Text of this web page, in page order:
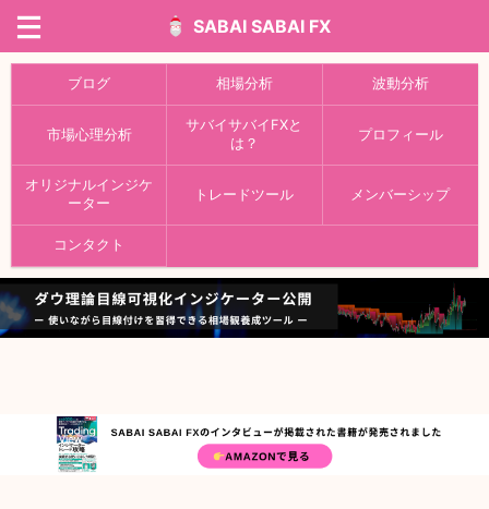
SABAI SABAI FX
ブログ 相場分析 波動分析
市場心理分析
サバイサバイFXと
は？
プロフィール
オリジナルインジケ
ーター
トレードツール メンバーシップ
コンタクト